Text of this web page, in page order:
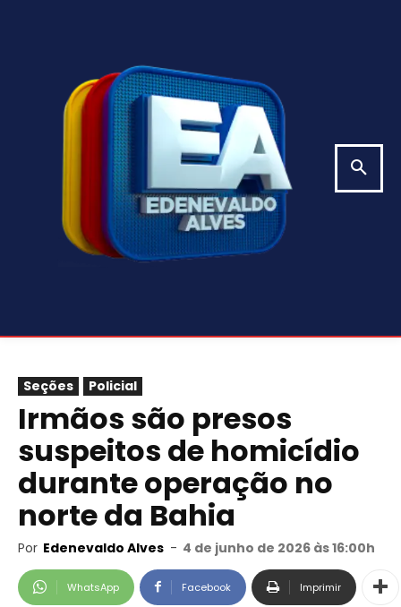
Seções Policial
Irmãos são presos
suspeitos de homicídio
durante operação no
norte da Bahia
Por Edenevaldo Alves - 4 de junho de 2026 às 16:00h
WhatsApp Facebook Imprimir